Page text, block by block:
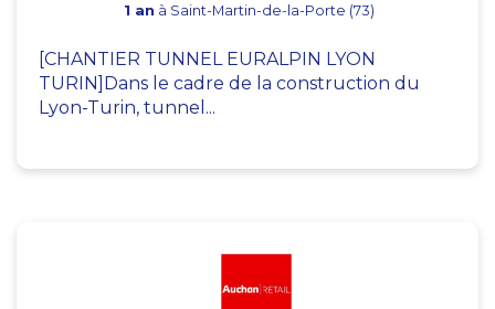
1 an à Saint-Martin-de-la-Porte (73)
[CHANTIER TUNNEL EURALPIN LYON
TURIN]Dans le cadre de la construction du
Lyon-Turin, tunnel...